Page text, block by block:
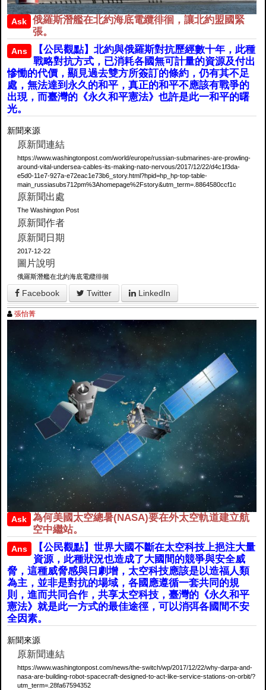
Ask
俄羅斯潛艦在北約海底電纜徘徊，讓北約盟國緊
張。
Ans
【公民觀點】北約與俄羅斯對抗歷經數十年，此種
戰略對抗方式，已消耗各國無可計量的資源及付出
慘慟的代價，顯見過去雙方所簽訂的條約，仍有其不足
處，無法達到永久的和平，真正的和平不應該有戰爭的
出現，而臺灣的《永久和平憲法》也許是此一和平的曙
光。
新聞來源
原新聞連結
https://www.washingtonpost.com/world/europe/russian-submarines-are-prowling-
around-vital-undersea-cables-its-making-nato-nervous/2017/12/22/d4c1f3da-
e5d0-11e7-927a-e72eac1e73b6_story.html?hpid=hp_hp-top-table-
main_russiasubs712pm%3Ahomepage%2Fstory&utm_term=.8864580ccf1c
原新聞出處
The Washington Post
原新聞作者
原新聞日期
2017-12-22
圖片說明
俄羅斯潛艦在北約海底電纜徘徊
Facebook Twitter LinkedIn
張怡菁
Ask
為何美國太空總暑(NASA)要在外太空軌道建立航
空中繼站。
Ans
【公民觀點】世界大國不斷在太空科技上挹注大量
資源，此種狀況也造成了大國間的競爭與安全威
脅，這種威脅感與日劇增，太空科技應該是以造福人類
為主，並非是對抗的場域，各國應遵循一套共同的規
則，進而共同合作，共享太空科技，臺灣的《永久和平
憲法》就是此一方式的最佳途徑，可以消弭各國間不安
全因素。
新聞來源
原新聞連結
https://www.washingtonpost.com/news/the-switch/wp/2017/12/22/why-darpa-and-
nasa-are-building-robot-spacecraft-designed-to-act-like-service-stations-on-orbit/?
utm_term=.28fa67594352